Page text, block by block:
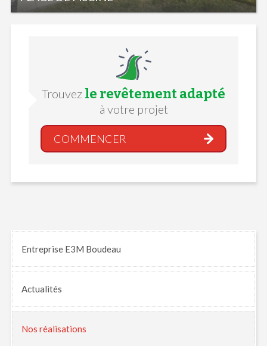
Trouvez le revêtement adapté
à votre projet
COMMENCER
Entreprise E3M Boudeau
Actualités
Nos réalisations